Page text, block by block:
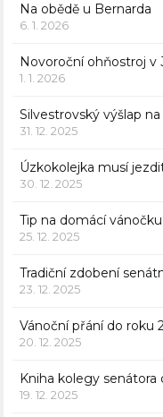
Na obědě u Bernarda
6. 1. 2026
Novoroční ohňostroj v
1. 1. 2026
Silvestrovský výšlap
31. 12. 2025
Úzkokolejka musí
30. 12. 2025
Tip na domácí vánočku
25. 12. 2025
Tradiční zdobení
23. 12. 2025
Vánoční přání do roku
20. 12. 2025
Kniha kolegy senátora
19. 12. 2025